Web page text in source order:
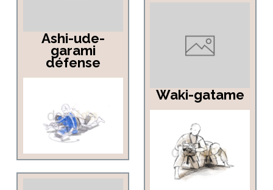
Ashi-ude-
garami
défense
Waki-gatame